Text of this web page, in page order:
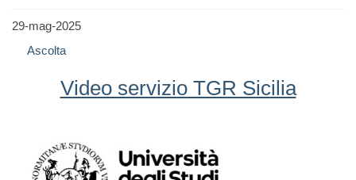
29-mag-2025
Ascolta
Video servizio TGR Sicilia